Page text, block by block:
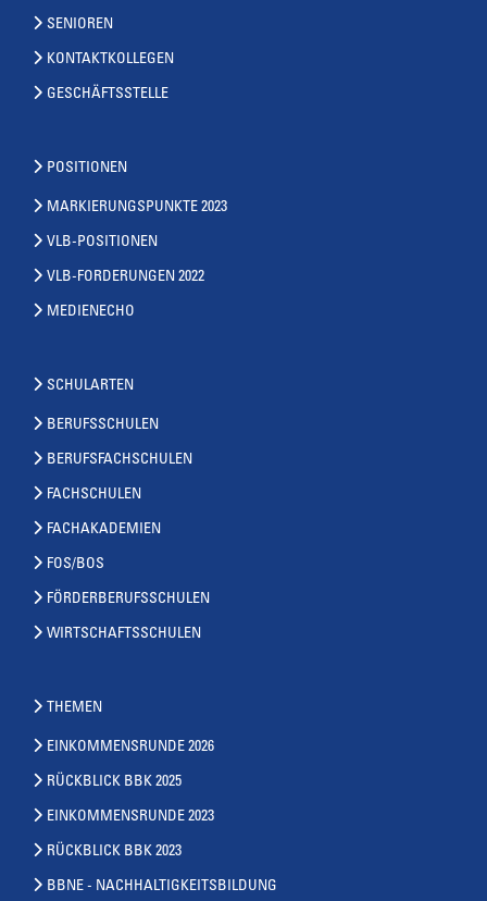
SENIOREN
KONTAKTKOLLEGEN
GESCHÄFTSSTELLE
POSITIONEN
MARKIERUNGSPUNKTE 2023
VLB-POSITIONEN
VLB-FORDERUNGEN 2022
MEDIENECHO
SCHULARTEN
BERUFSSCHULEN
BERUFSFACHSCHULEN
FACHSCHULEN
FACHAKADEMIEN
FOS/BOS
FÖRDERBERUFSSCHULEN
WIRTSCHAFTSSCHULEN
THEMEN
EINKOMMENSRUNDE 2026
RÜCKBLICK BBK 2025
EINKOMMENSRUNDE 2023
RÜCKBLICK BBK 2023
BBNE - NACHHALTIGKEITSBILDUNG